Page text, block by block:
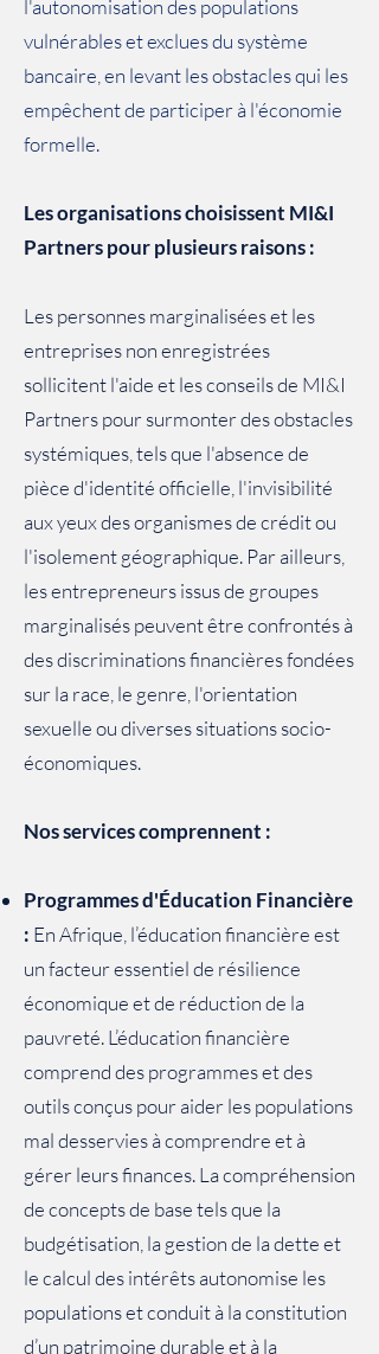
l'autonomisation des populations
vulnérables et exclues du système
bancaire, en levant les obstacles qui les
empêchent de participer à l'économie
formelle.
Les organisations choisissent MI&I
Partners pour plusieurs raisons :
Les personnes marginalisées et les
entreprises non enregistrées
sollicitent l'aide et les conseils de MI&I
Partners pour surmonter des obstacles
systémiques, tels que l'absence de
pièce d'identité officielle, l'invisibilité
aux yeux des organismes de crédit ou
l'isolement géographique. Par ailleurs,
les entrepreneurs issus de groupes
marginalisés peuvent être confrontés à
des discriminations financières fondées
sur la race, le genre, l'orientation
sexuelle ou diverses situations socio-
économiques.
Nos services comprennent :
Programmes d'Éducation Financière
: En Afrique, l’éducation financière est
un facteur essentiel de résilience
économique et de réduction de la
pauvreté. L’éducation financière
comprend des programmes et des
outils conçus pour aider les populations
mal desservies à comprendre et à
gérer leurs finances. La compréhension
de concepts de base tels que la
budgétisation, la gestion de la dette et
le calcul des intérêts autonomise les
populations et conduit à la constitution
d’un patrimoine durable et à la